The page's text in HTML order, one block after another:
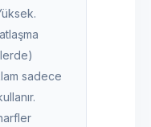
sadece